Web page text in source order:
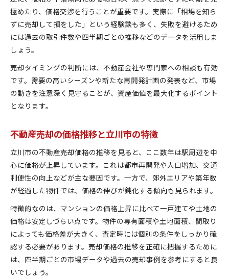
極めたり、価格交渉を行うことが重要です。実際に「相場を知ら
ずに売却して損をした」という経験談も多く、失敗を避けるため
には過去の取引件数や四半期ごとの推移などのデータを活用しま
しょう。
売却タイミングの判断には、不動産会社や専門家への相談も有効
です。需要の高いシーズンや新たな再開発計画の発表など、市場
の動きを注意深く見守ることが、資産価値を最大化するポイント
となります。
不動産売却の価格推移と立川市の特徴
立川市の不動産売却価格の推移を見ると、ここ数年は駅周辺を中
心に価格が上昇しています。これは都市再開発や人口増加、交通
利便性の向上などが主な要因です。一方で、郊外エリアや築年数
が経過した物件では、価格の伸びが鈍化する傾向も見られます。
特徴的なのは、マンションの価格上昇に比べて一戸建てや土地の
価格は安定しづらい点です。物件の専有面積や土地面積、間取り
によっても価格差が大きく、査定時には個別の条件をしっかり確
認する必要があります。売却価格の推移を正確に把握するために
は、四半期ごとの市場データや過去の売却事例を参考にすると良
いでしょう。